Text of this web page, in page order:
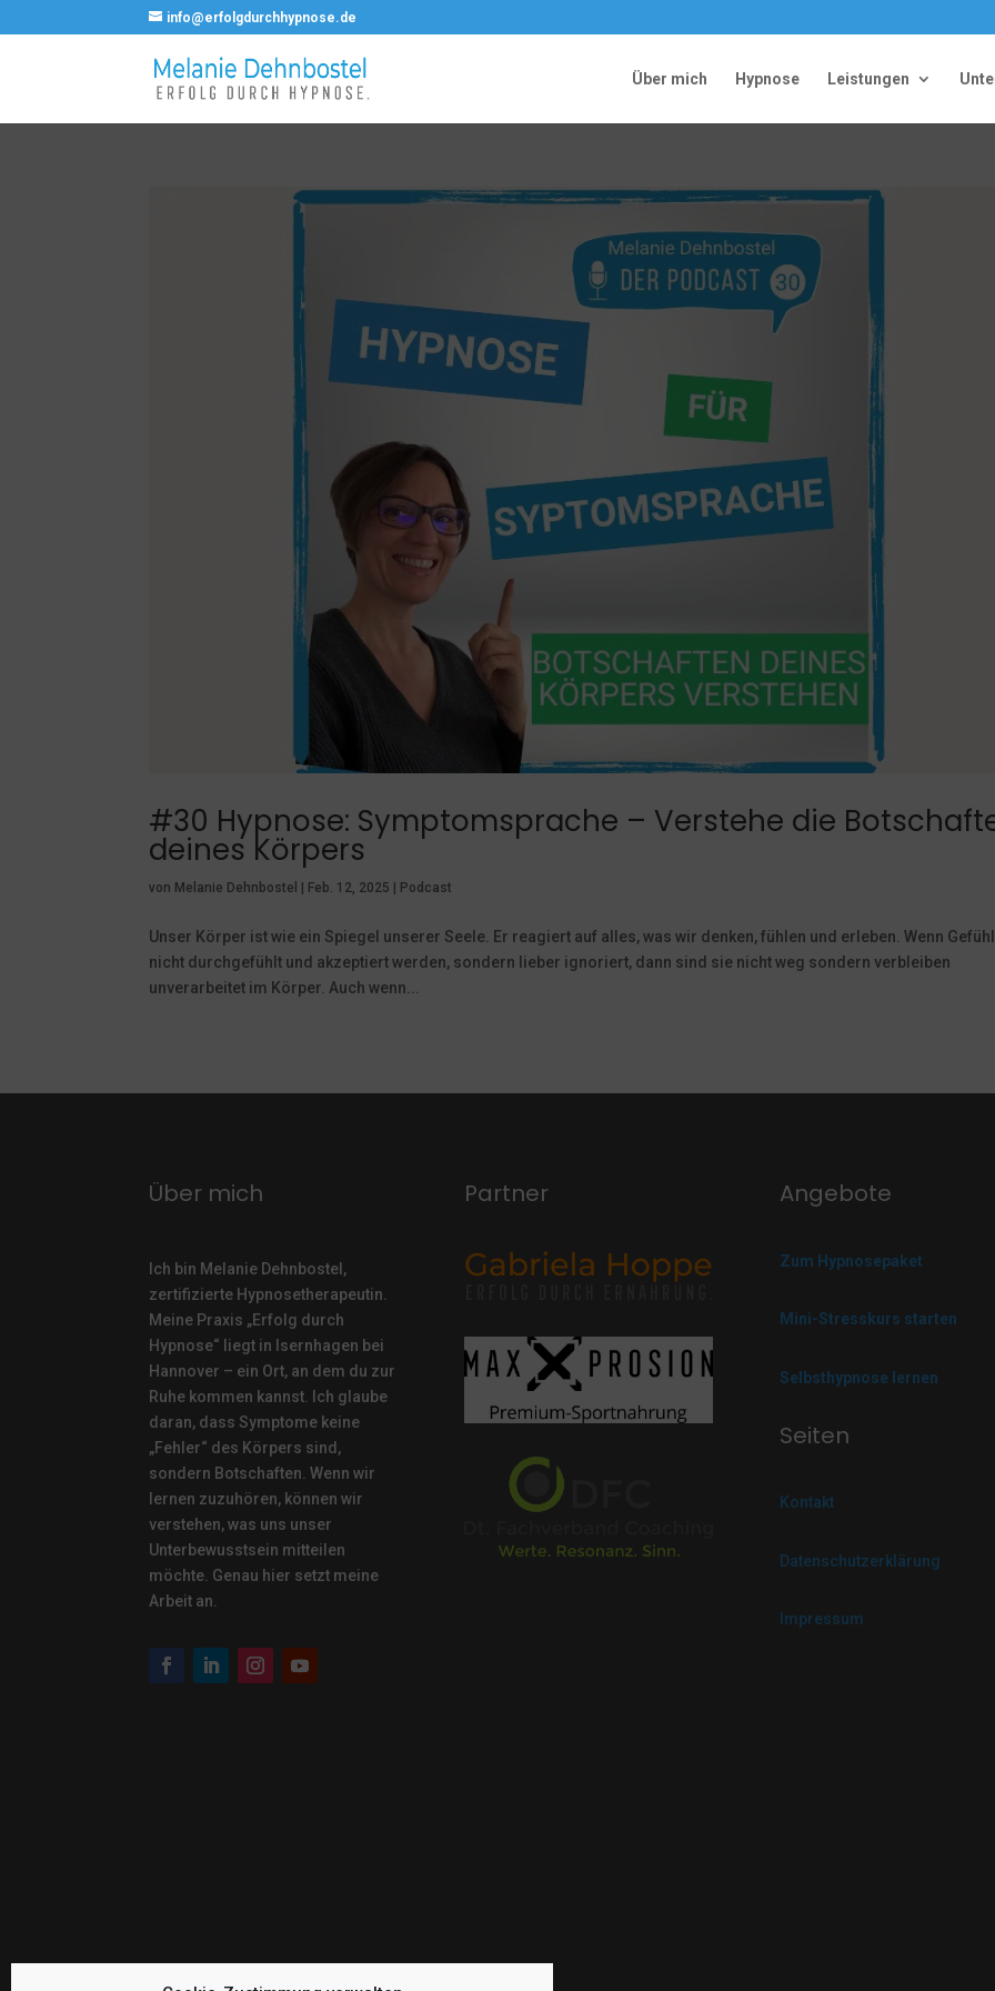
info@erfolgdurchhypnose.de
Über mich Hypnose Leistungen
#30 Hypnose: Symptomsprache – Verstehe die
deines Körpers
von Melanie Dehnbostel | Feb. 12, 2025 | Podcast
Unser Körper ist wie ein Spiegel unserer Seele. Er reagiert auf alles, was wir denken, fühlen und erleben. Wenn
nicht durchgefühlt und akzeptiert werden, sondern lieber ignoriert, dann sind sie nicht weg sondern verbleiben
unverarbeitet im Körper. Auch wenn...
Über mich
Ich bin Melanie Dehnbostel,
zertifizierte Hypnosetherapeutin.
Meine Praxis „Erfolg durch
Hypnose“ liegt in Isernhagen bei
Hannover – ein Ort, an dem du zur
Ruhe kommen kannst. Ich glaube
daran, dass Symptome keine
„Fehler“ des Körpers sind,
sondern Botschaften. Wenn wir
lernen zuzuhören, können wir
verstehen, was uns unser
Unterbewusstsein mitteilen
möchte. Genau hier setzt meine
Arbeit an.
Partner Angebote
Zum Hypnosepaket
Mini-Stresskurs starten
Selbsthypnose lernen
Seiten
Kontakt
Datenschutzerklärung
Impressum